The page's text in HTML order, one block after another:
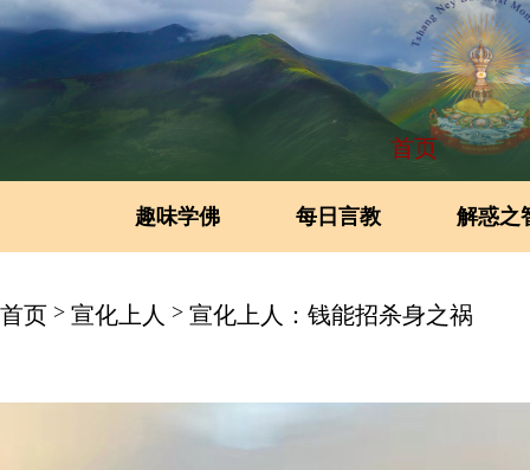
首页
趣味学佛 每日言教 解惑之
首页 > 宣化上人 > 宣化上人：钱能招杀身之祸